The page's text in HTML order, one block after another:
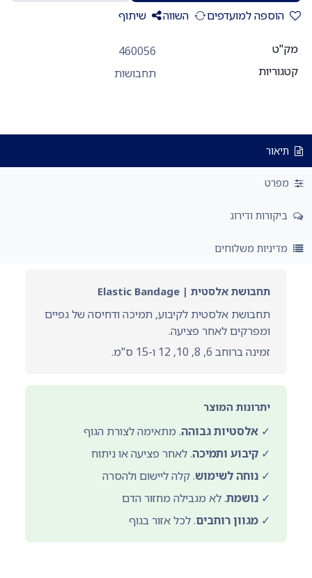
הוספה למועדפים השווה שיתוף
מק"ט
460056
קטגוריות
תחבושות
תיאור
מפרט
ביקורות ודירוג
מדיניות משלוחים
תחבושת אלסטית | Elastic Bandage
תחבושת אלסטית לקיבוע, תמיכה ודחיסה של גפיים
ומפרקים לאחר פציעה.
זמינה ברוחב 6, 8, 10, 12 ו-15 ס"מ.
יתרונות המוצר
✓ אלסטיות גבוהה. מתאימה לצורת הגוף
✓ קיבוע ותמיכה. לאחר פציעה או ניתוח
✓ נוחה לשימוש. קלה ליישום ולהסרה
✓ נושמת. לא מגבילה מחזור הדם
✓ מגוון רוחבים. לכל אזור בגוף